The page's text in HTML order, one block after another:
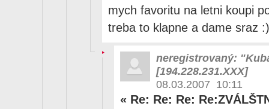
mych favoritu na letni koupi
treba to klapne a dame sraz :)
neregistrovaný:
[194.228.231.XXX]
08.03.2007 10:11
« Re: Re: Re: